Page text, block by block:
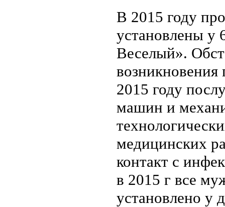
В 2015 году
установлены у
Веселый».
возникновения
2015 году
машин и
медицинских
контакт с
в 2015 г все
установлено у